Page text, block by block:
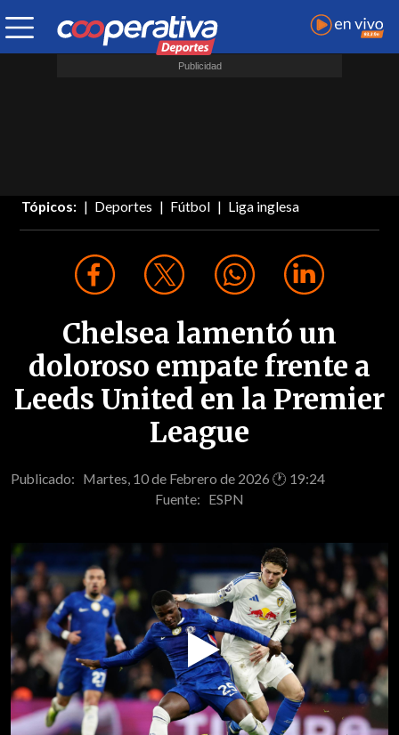
Tópicos: Deportes Fútbol Liga inglesa
Chelsea lamentó un
doloroso empate frente a
Leeds United en la Premier
League
Publicado: Martes, 10 de Febrero de 2026 🕐 19:24
Fuente: ESPN
Play
Video